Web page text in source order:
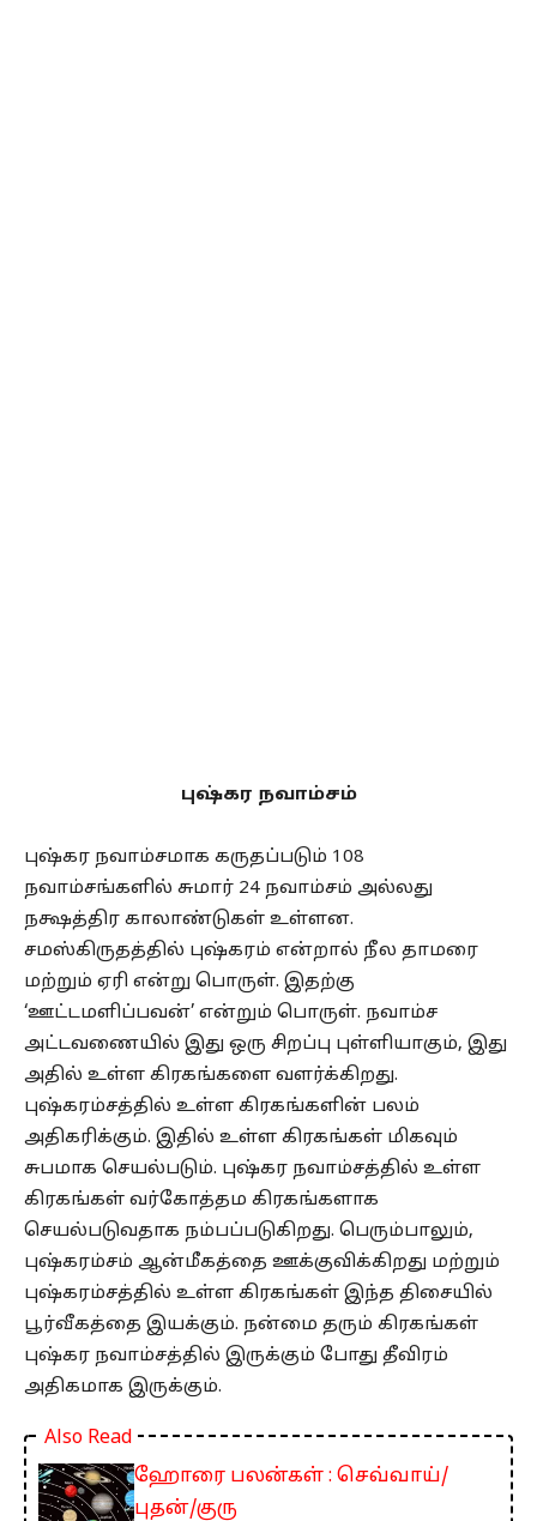
புஷ்கர நவாம்சம்
புஷ்கர நவாம்சமாக கருதப்படும் 108
நவாம்சங்களில் சுமார் 24 நவாம்சம் அல்லது
நக்ஷத்திர காலாண்டுகள் உள்ளன.
சமஸ்கிருதத்தில் புஷ்கரம் என்றால் நீல தாமரை
மற்றும் ஏரி என்று பொருள். இதற்கு
‘ஊட்டமளிப்பவன்’ என்றும் பொருள். நவாம்ச
அட்டவணையில் இது ஒரு சிறப்பு புள்ளியாகும், இது
அதில் உள்ள கிரகங்களை வளர்க்கிறது.
புஷ்கரம்சத்தில் உள்ள கிரகங்களின் பலம்
அதிகரிக்கும். இதில் உள்ள கிரகங்கள் மிகவும்
சுபமாக செயல்படும். புஷ்கர நவாம்சத்தில் உள்ள
கிரகங்கள் வர்கோத்தம கிரகங்களாக
செயல்படுவதாக நம்பப்படுகிறது. பெரும்பாலும்,
புஷ்கரம்சம் ஆன்மீகத்தை ஊக்குவிக்கிறது மற்றும்
புஷ்கரம்சத்தில் உள்ள கிரகங்கள் இந்த திசையில்
பூர்வீகத்தை இயக்கும். நன்மை தரும் கிரகங்கள்
புஷ்கர நவாம்சத்தில் இருக்கும் போது தீவிரம்
அதிகமாக இருக்கும்.
Also Read
ஹோரை பலன்கள் : செவ்வாய்/
புதன்/குரு